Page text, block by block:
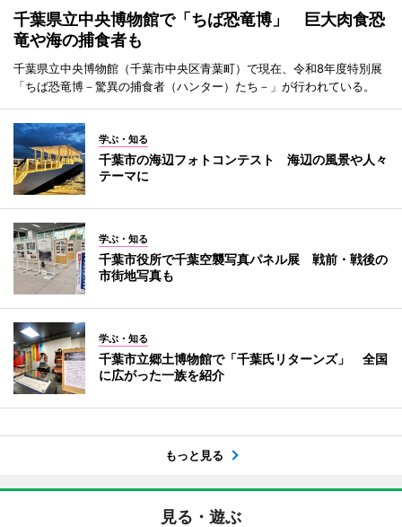
千葉県立中央博物館で「ちば恐竜博」 巨大肉食恐
竜や海の捕食者も
千葉県立中央博物館（千葉市中央区青葉町）で現在、令和8年度特別展
「ちば恐竜博－驚異の捕食者（ハンター）たち－」が行われている。
学ぶ・知る
千葉市の海辺フォトコンテスト 海辺の風景や人々
テーマに
学ぶ・知る
千葉市役所で千葉空襲写真パネル展 戦前・戦後の
市街地写真も
学ぶ・知る
千葉市立郷土博物館で「千葉氏リターンズ」 全国
に広がった一族を紹介
もっと見る
見る・遊ぶ